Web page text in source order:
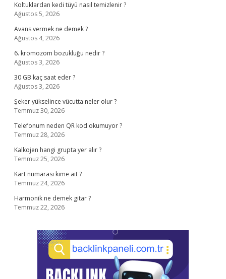
Koltuklardan kedi tüyü nasıl temizlenir ?
Ağustos 5, 2026
Avans vermek ne demek ?
Ağustos 4, 2026
6. kromozom bozukluğu nedir ?
Ağustos 3, 2026
30 GB kaç saat eder ?
Ağustos 3, 2026
Şeker yükselince vücutta neler olur ?
Temmuz 30, 2026
Telefonum neden QR kod okumuyor ?
Temmuz 28, 2026
Kalkojen hangi grupta yer alır ?
Temmuz 25, 2026
Kart numarası kime ait ?
Temmuz 24, 2026
Harmonik ne demek gitar ?
Temmuz 22, 2026